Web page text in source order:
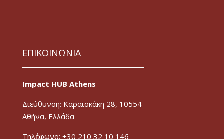
ΕΠΙΚΟΙΝΩΝΙΑ
Impact HUB Athens
Διεύθυνση: Καραϊσκάκη 28, 10554
Αθήνα, Ελλάδα
Τηλέφωνο: +30 210 32 10 146